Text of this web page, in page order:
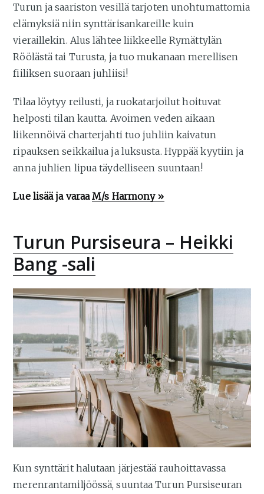
Turun ja saariston vesillä tarjoten unohtumattomia
elämyksiä niin synttärisankareille kuin
vieraillekin. Alus lähtee liikkeelle Rymättylän
Röölästä tai Turusta, ja tuo mukanaan merellisen
fiiliksen suoraan juhliisi!
Tilaa löytyy reilusti, ja ruokatarjoilut hoituvat
helposti tilan kautta. Avoimen veden aikaan
liikennöivä charterjahti tuo juhliin kaivatun
ripauksen seikkailua ja luksusta. Hyppää kyytiin ja
anna juhlien lipua täydelliseen suuntaan!
Lue lisää ja varaaM/s Harmony »
Turun Pursiseura – Heikki
Bang -sali
Kun synttärit halutaan järjestää rauhoittavassa
merenrantamiljöössä, suuntaa Turun Pursiseuran